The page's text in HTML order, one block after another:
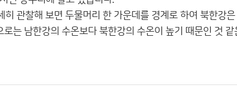
관찰해 보면 두물머리 한 가운데를 경계로 하여 북한강
는 남한강의 수온보다 북한강의 수온이 높기 때문인 것